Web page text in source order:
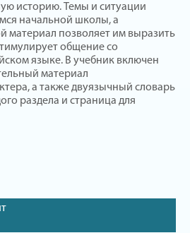
историю. Темы и ситуации
начальной школы, а
материал позволяет им выразить
общение со
языке. В учебник включен
материал
а также двуязычный словарь
раздела и страница для